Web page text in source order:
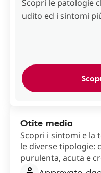
Scopri le patologie
udito ed i sintomi
Otite media
Scopri i sintomi e la
le diverse tipologie:
purulenta, acuta e